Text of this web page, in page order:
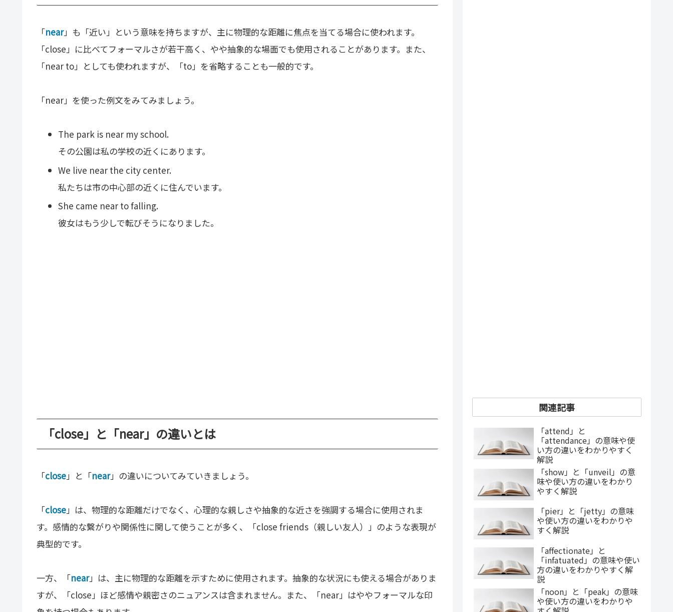
「near」も「近い」という意味を持ちますが、主に物理的な距離に焦点を当てる場合に使われます。
「close」に比べてフォーマルさが若干高く、やや抽象的な場面でも使用されることがあります。また、
「near to」としても使われますが、「to」を省略することも一般的です。
「near」を使った例文をみてみましょう。
The park is near my school.
その公園は私の学校の近くにあります。
We live near the city center.
私たちは市の中心部の近くに住んでいます。
She came near to falling.
彼女はもう少しで転びそうになりました。
「close」と「near」の違いとは
「close」と「near」の違いについてみていきましょう。
「close」は、物理的な距離だけでなく、心理的な親しさや抽象的な近さを強調する場合に使用されま
す。感情的な繋がりや関係性に関して使うことが多く、「close friends（親しい友人）」のような表現が
典型的です。
一方、「near」は、主に物理的な距離を示すために使用されます。抽象的な状況にも使える場合がありま
すが、「close」ほど感情や親密さのニュアンスは含まれません。また、「near」はややフォーマルな印
関連記事
「attend」と
「attendance」の意味や使
い方の違いをわかりやすく
解説
「show」と「unveil」の意
味や使い方の違いをわかり
やすく解説
「pier」と「jetty」の意味
や使い方の違いをわかりや
すく解説
「affectionate」と
「infatuated」の意味や使い
方の違いをわかりやすく解
説
「noon」と「peak」の意味
や使い方の違いをわかりや